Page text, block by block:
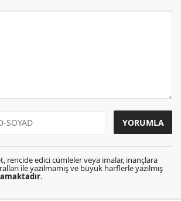
rencide edici cümleler veya imalar, inançlara
ile yazılmamış ve büyük harflerle yazılmış
.